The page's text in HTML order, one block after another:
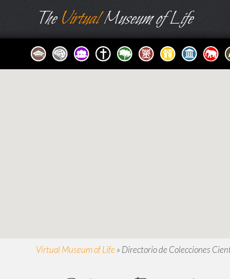
TheVirtualMuseum of Life
Virtual Museum of Life » Directorio de Colecciones